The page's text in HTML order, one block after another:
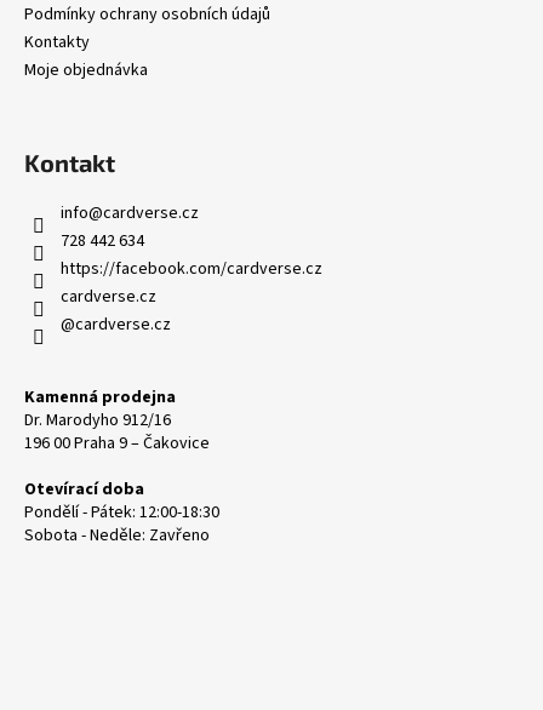
Podmínky ochrany osobních údajů
Kontakty
Moje objednávka
Kontakt
info@cardverse.cz
728 442 634
https://facebook.com/cardverse.cz
cardverse.cz
@cardverse.cz
Kamenná prodejna
Dr. Marodyho 912/16
196 00 Praha 9 – Čakovice
Otevírací doba
Pondělí - Pátek: 12:00-18:30
Sobota - Neděle: Zavřeno